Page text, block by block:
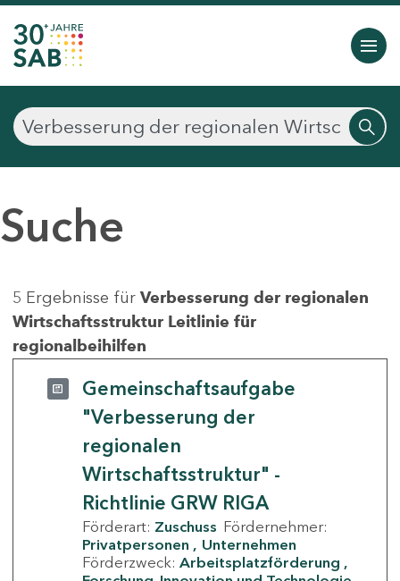
Suche
5 Ergebnisse für Verbesserung der regionalen
Wirtschaftsstruktur Leitlinie für
regionalbeihilfen
Gemeinschaftsaufgabe
"Verbesserung der
regionalen
Wirtschaftsstruktur" -
Richtlinie GRW RIGA
Förderart: Zuschuss Fördernehmer:
Privatpersonen
Unternehmen
Förderzweck: Arbeitsplatzförderung